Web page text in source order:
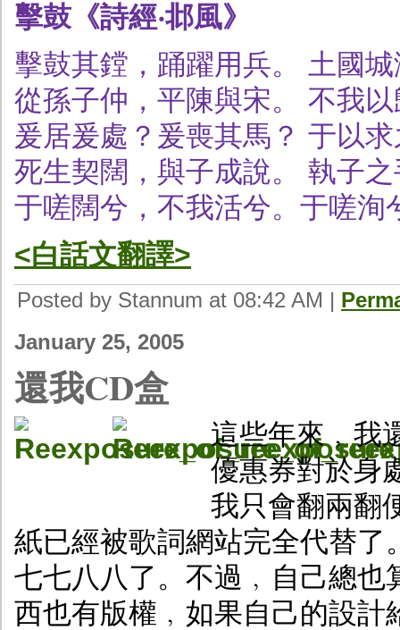
擊鼓《詩經‧邶風》
擊鼓其鏜，踊躍用兵。 土國
從孫子仲，平陳與宋。 不我
爰居爰處？爰喪其馬？ 于以
死生契闊，與子成說。 執子
于嗟闊兮，不我活兮。于嗟洵
<白話文翻譯>
Posted by Stannum at 08:42 AM |
January 25, 2005
還我CD盒
這些年來﹐我
優惠券對於身
我只會翻兩翻
紙已經被歌詞網站完全代替
七七八八了。不過﹐自己總
西也有版權﹐如果自己的設